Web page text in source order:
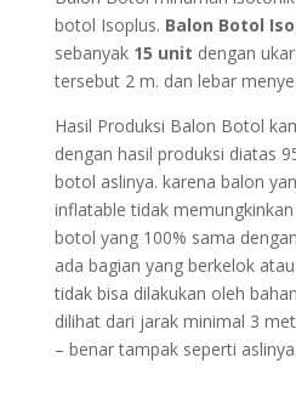
botol Isoplus. Balon Botol
sebanyak 15 unit dengan
tersebut 2 m. dan lebar
Hasil Produksi Balon Botol
dengan hasil produksi diatas
botol aslinya. karena balon
inflatable tidak
botol yang 100% sama
ada bagian yang berkelok
tidak bisa dilakukan oleh
dilihat dari jarak minimal 3
– benar tampak seperti aslinya.